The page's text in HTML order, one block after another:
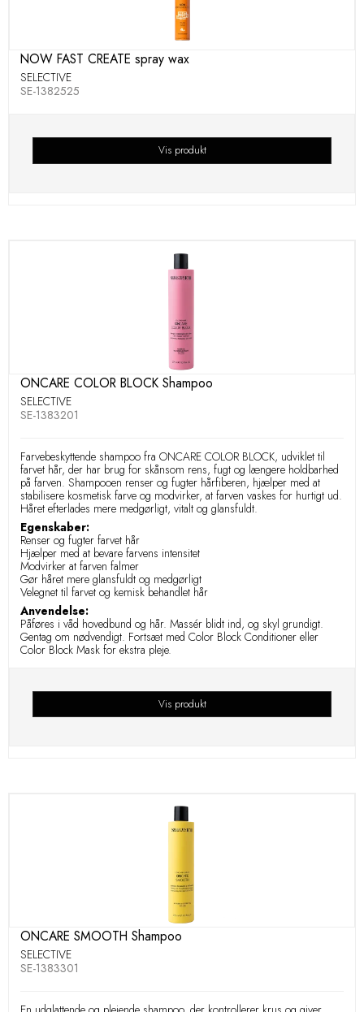
NOW FAST CREATE spray wax
SELECTIVE
SE-1382525
Vis produkt
ONCARE COLOR BLOCK Shampoo
SELECTIVE
SE-1383201
Farvebeskyttende shampoo fra ONCARE COLOR BLOCK, udviklet til
farvet hår, der har brug for skånsom rens, fugt og længere holdbarhed
på farven. Shampooen renser og fugter hårfiberen, hjælper med at
stabilisere kosmetisk farve og modvirker, at farven vaskes for hurtigt ud.
Håret efterlades mere medgørligt, vitalt og glansfuldt.
Egenskaber:
Renser og fugter farvet hår
Hjælper med at bevare farvens intensitet
Modvirker at farven falmer
Gør håret mere glansfuldt og medgørligt
Velegnet til farvet og kemisk behandlet hår
Anvendelse:
Påføres i våd hovedbund og hår. Massér blidt ind, og skyl grundigt.
Gentag om nødvendigt. Fortsæt med Color Block Conditioner eller
Color Block Mask for ekstra pleje.
Vis produkt
ONCARE SMOOTH Shampoo
SELECTIVE
SE-1383301